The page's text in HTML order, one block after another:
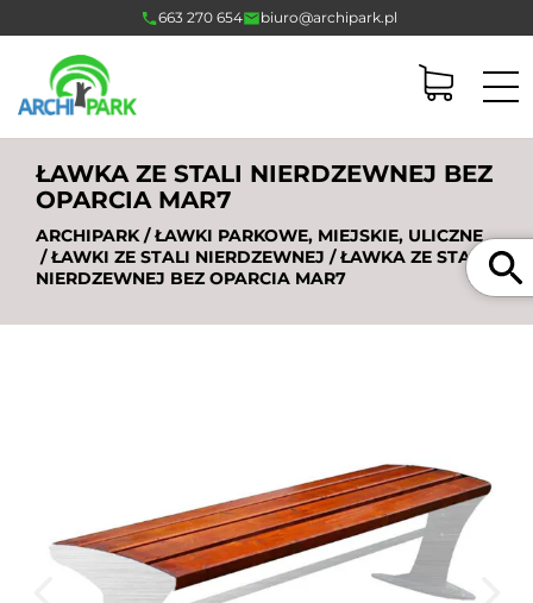
663 270 654 biuro@archipark.pl
ŁAWKA ZE STALI NIERDZEWNEJ BEZ
OPARCIA MAR7
ARCHIPARK/ŁAWKI PARKOWE, MIEJSKIE, ULICZNE
/ŁAWKI ZE STALI NIERDZEWNEJ / ŁAWKA ZE STALI
NIERDZEWNEJ BEZ OPARCIA MAR7
Szukaj